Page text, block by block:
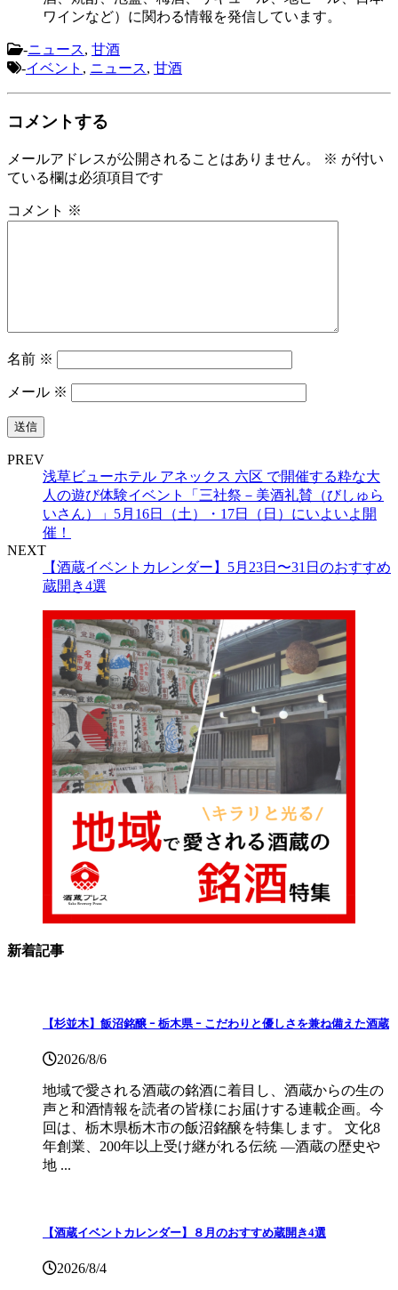
ワインなど）に関わる情報を発信しています。
-ニュース, 甘酒
-イベント , ニュース, 甘酒
コメントする
メールアドレスが公開されることはありません。 ※ が付い
ている欄は必須項目です
コメント ※
名前 ※
メール ※
PREV
浅草ビューホテル アネックス 六区 で開催する粋な大
人の遊び体験イベント「三社祭－美酒礼賛（びしゅら
いさん）」5月16日（土）・17日（日）にいよいよ開
催！
NEXT
【酒蔵イベントカレンダー】5月23日〜31日のおすすめ
蔵開き4選
新着記事
【杉並木】飯沼銘醸 ｰ 栃木県 ｰ こだわりと優しさを兼ね備えた酒蔵
2026/8/6
地域で愛される酒蔵の銘酒に着目し、酒蔵からの生の
声と和酒情報を読者の皆様にお届けする連載企画。今
回は、栃木県栃木市の飯沼銘醸を特集します。 文化8
年創業、200年以上受け継がれる伝統 ―酒蔵の歴史や
地 ...
【酒蔵イベントカレンダー】８月のおすすめ蔵開き4選
2026/8/4